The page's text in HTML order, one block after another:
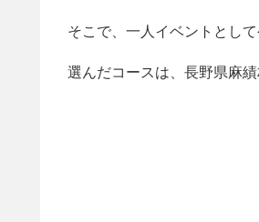
そこで、一人イベントとし
選んだコースは、長野県麻